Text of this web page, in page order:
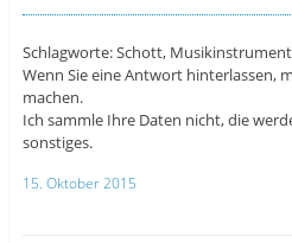
Schlagworte: Schott,
Wenn Sie eine Antwort hinterlassen,
machen.
Ich sammle Ihre Daten nicht, die
sonstiges.
15. Oktober 2015